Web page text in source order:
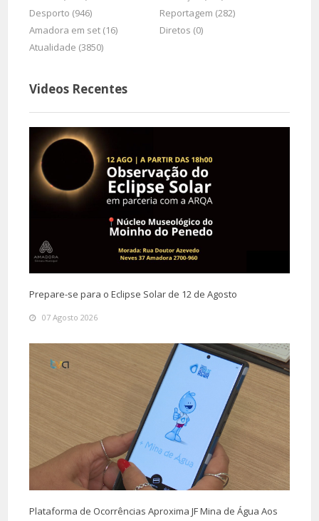
Desporto (946)
Reportagem (282)
Amadora em set (16)
Diretos (0)
Atualidade (3850)
Videos Recentes
Prepare-se para o Eclipse Solar de 12 de Agosto
07 Agosto 2026
Plataforma de Ocorrências Aproxima JF Mina de Água Aos